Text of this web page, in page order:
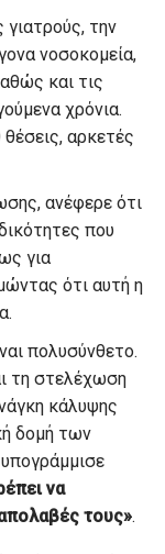
γιατρούς, την
νοσοκομεία,
και τις
χρόνια.
αρκετές
ανέφερε ότι
που
για
ότι αυτή η
πολυσύνθετο.
τη στελέχωση
κάλυψης
δομή των
να
τους».